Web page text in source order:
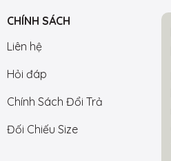
CHÍNH SÁCH
Liên hệ
Hỏi đáp
Chính Sách Đổi Trả
Đối Chiếu Size